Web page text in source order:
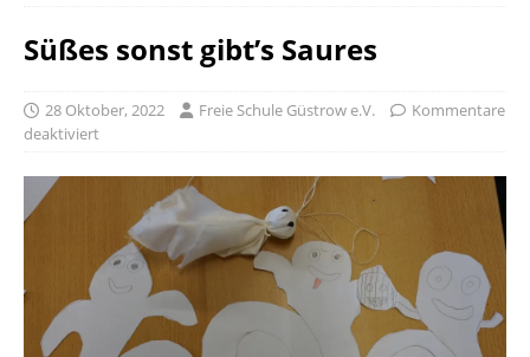
Süßes sonst gibt’s Saures
28 Oktober, 2022 Freie Schule Güstrow e.V.
Kommentare
deaktiviert